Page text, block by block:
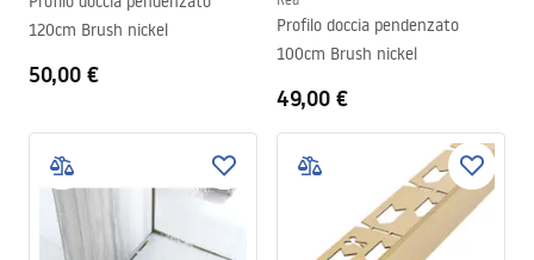
120cm Brush nickel
50,00 €
Profilo doccia pendenzato
100cm Brush nickel
49,00 €